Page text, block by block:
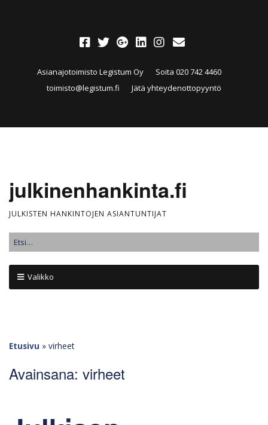
Asianajotoimisto Legistum Oy
Soita 020 742 4460
toimisto@legistum.fi
Jätä yhteydenottopyyntö
julkinenhankinta.fi
JULKISTEN HANKINTOJEN ASIANTUNTIJAT
Valikko
Etusivu » virheet
Avainsana: virheet